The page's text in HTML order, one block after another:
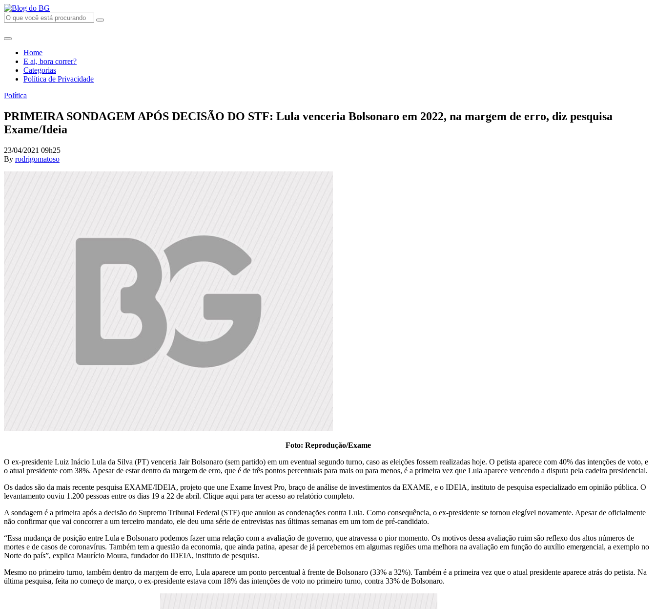
Home
E ai, bora correr?
Categorias
Política de Privacidade
Política
PRIMEIRA SONDAGEM APÓS DECISÃO DO STF: Lula venceria Bolsonaro em 2022, na margem de erro, diz pesquisa
Exame/Ideia
23/04/2021 09h25
By rodrigomatoso
Foto: Reprodução/Exame
O ex-presidente Luiz Inácio Lula da Silva (PT) venceria Jair Bolsonaro (sem partido) em um eventual segundo turno, caso as eleições fossem realizadas hoje. O petista aparece com 40% das intenções de voto, e
o atual presidente com 38%. Apesar de estar dentro da margem de erro, que é de três pontos percentuais para mais ou para menos, é a primeira vez que Lula aparece vencendo a disputa pela cadeira presidencial.
Os dados são da mais recente pesquisa EXAME/IDEIA, projeto que une Exame Invest Pro, braço de análise de investimentos da EXAME, e o IDEIA, instituto de pesquisa especializado em opinião pública. O
levantamento ouviu 1.200 pessoas entre os dias 19 a 22 de abril. Clique aqui para ter acesso ao relatório completo.
A sondagem é a primeira após a decisão do Supremo Tribunal Federal (STF) que anulou as condenações contra Lula. Como consequência, o ex-presidente se tornou elegível novamente. Apesar de oficialmente
não confirmar que vai concorrer a um terceiro mandato, ele deu uma série de entrevistas nas últimas semanas em um tom de pré-candidato.
“Essa mudança de posição entre Lula e Bolsonaro podemos fazer uma relação com a avaliação de governo, que atravessa o pior momento. Os motivos dessa avaliação ruim são reflexo dos altos números de
mortes e de casos de coronavírus. Também tem a questão da economia, que ainda patina, apesar de já percebemos em algumas regiões uma melhora na avaliação em função do auxílio emergencial, a exemplo no
Norte do país”, explica Maurício Moura, fundador do IDEIA, instituto de pesquisa.
Mesmo no primeiro turno, também dentro da margem de erro, Lula aparece um ponto percentual à frente de Bolsonaro (33% a 32%). Também é a primeira vez que o atual presidente aparece atrás do petista. Na
última pesquisa, feita no começo de março, o ex-presidente estava com 18% das intenções de voto no primeiro turno, contra 33% de Bolsonaro.